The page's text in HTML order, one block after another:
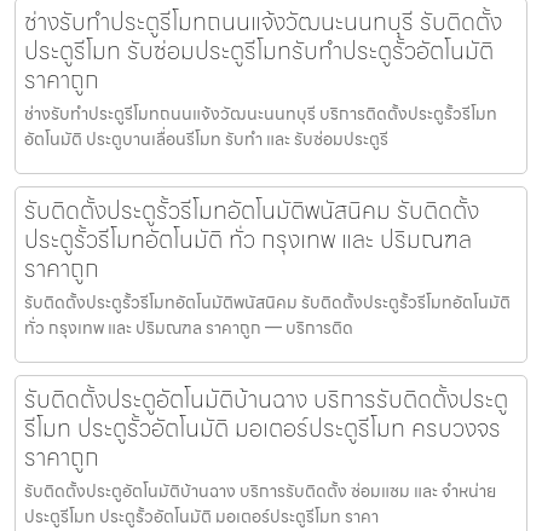
ช่างรับทำประตูรีโมทถนนแจ้งวัฒนะนนทบุรี รับติดตั้ง
ประตูรีโมท รับซ่อมประตูรีโมทรับทำประตูรั้วอัตโนมัติ
ราคาถูก
ช่างรับทำประตูรีโมทถนนแจ้งวัฒนะนนทบุรี บริการติดตั้งประตูรั้วรีโมท
อัตโนมัติ ประตูบานเลื่อนรีโมท รับทำ และ รับซ่อมประตูรี
รับติดตั้งประตูรั้วรีโมทอัตโนมัติพนัสนิคม รับติดตั้ง
ประตูรั้วรีโมทอัตโนมัติ ทั่ว กรุงเทพ และ ปริมณฑล
ราคาถูก
รับติดตั้งประตูรั้วรีโมทอัตโนมัติพนัสนิคม รับติดตั้งประตูรั้วรีโมทอัตโนมัติ
ทั่ว กรุงเทพ และ ปริมณฑล ราคาถูก — บริการติด
รับติดตั้งประตูอัตโนมัติบ้านฉาง บริการรับติดตั้งประตู
รีโมท ประตูรั้วอัตโนมัติ มอเตอร์ประตูรีโมท ครบวงจร
ราคาถูก
รับติดตั้งประตูอัตโนมัติบ้านฉาง บริการรับติดตั้ง ซ่อมแซม และ จำหน่าย
ประตูรีโมท ประตูรั้วอัตโนมัติ มอเตอร์ประตูรีโมท ราคา